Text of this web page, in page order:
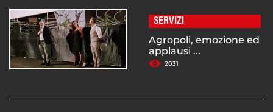
SERVIZI
Agropoli, emozione ed
applausi ...
2031